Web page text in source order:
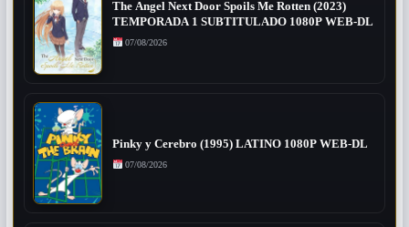
The Angel Next Door Spoils Me Rotten (2023)
TEMPORADA 1 SUBTITULADO 1080P WEB-DL
07/08/2026
Pinky y Cerebro (1995) LATINO 1080P WEB-DL
07/08/2026